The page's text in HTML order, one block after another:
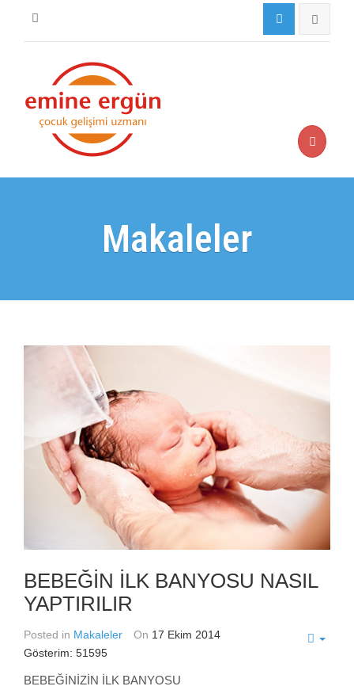
Makaleler
BEBEĞİN İLK BANYOSU NASIL
YAPTIRILIR
Posted in Makaleler On 17 Ekim 2014
Gösterim: 51595
BEBEĞİNİZİN İLK BANYOSU